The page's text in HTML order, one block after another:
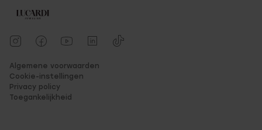
Algemene voorwaarden
Cookie-instellingen
Privacy policy
Toegankelijkheid